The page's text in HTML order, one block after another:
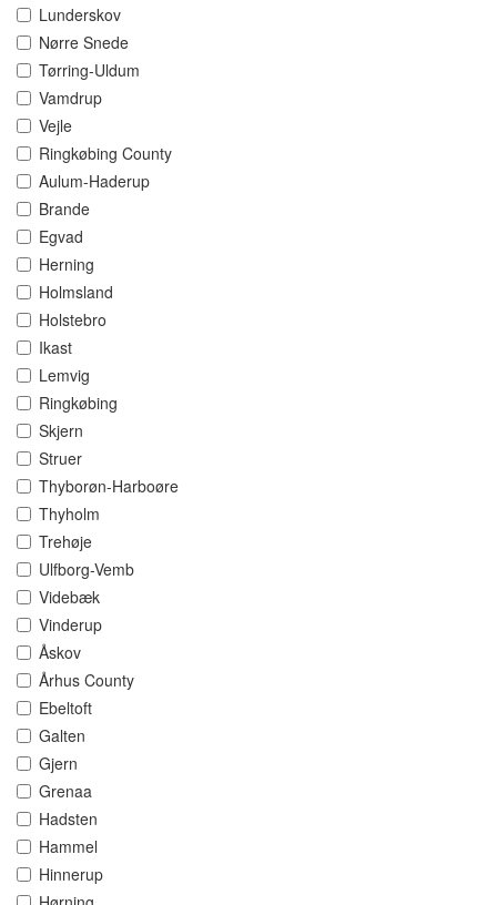
Lunderskov
Nørre Snede
Tørring-Uldum
Vamdrup
Vejle
Ringkøbing County
Aulum-Haderup
Brande
Egvad
Herning
Holmsland
Holstebro
Ikast
Lemvig
Ringkøbing
Skjern
Struer
Thyborøn-Harboøre
Thyholm
Trehøje
Ulfborg-Vemb
Videbæk
Vinderup
Åskov
Århus County
Ebeltoft
Galten
Gjern
Grenaa
Hadsten
Hammel
Hinnerup